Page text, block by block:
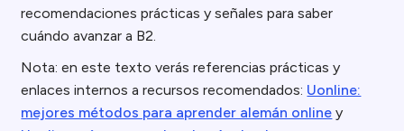
recomendaciones prácticas y señales para saber
cuándo avanzar a B2.
Nota: en este texto verás referencias prácticas y
enlaces internos a recursos recomendados: Uonline:
mejores métodos para aprender alemán online y